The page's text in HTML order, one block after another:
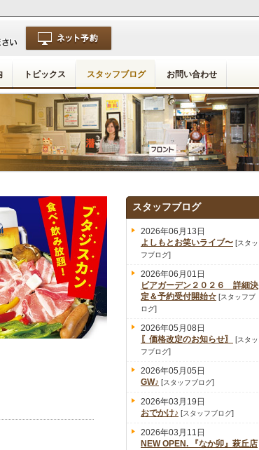
トピックス スタッフブログ お問い合わせ
スタッフブログ
2026年06月13日
よしもとお笑いライブ〜 [スタッ
フブログ]
2026年06月01日
ビアガーデン２０２６ 詳細決
定＆予約受付開始☆ [スタッフブ
ログ]
2026年05月08日
〖価格改定のお知らせ〗
[スタッ
フブログ]
2026年05月05日
GW♪ [スタッフブログ]
2026年03月19日
おでかけ♪ [スタッフブログ]
2026年03月11日
NEW OPEN. 『なか卯』萩丘店